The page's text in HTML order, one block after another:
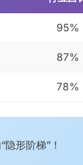
95%
87%
78%
形阶梯”！